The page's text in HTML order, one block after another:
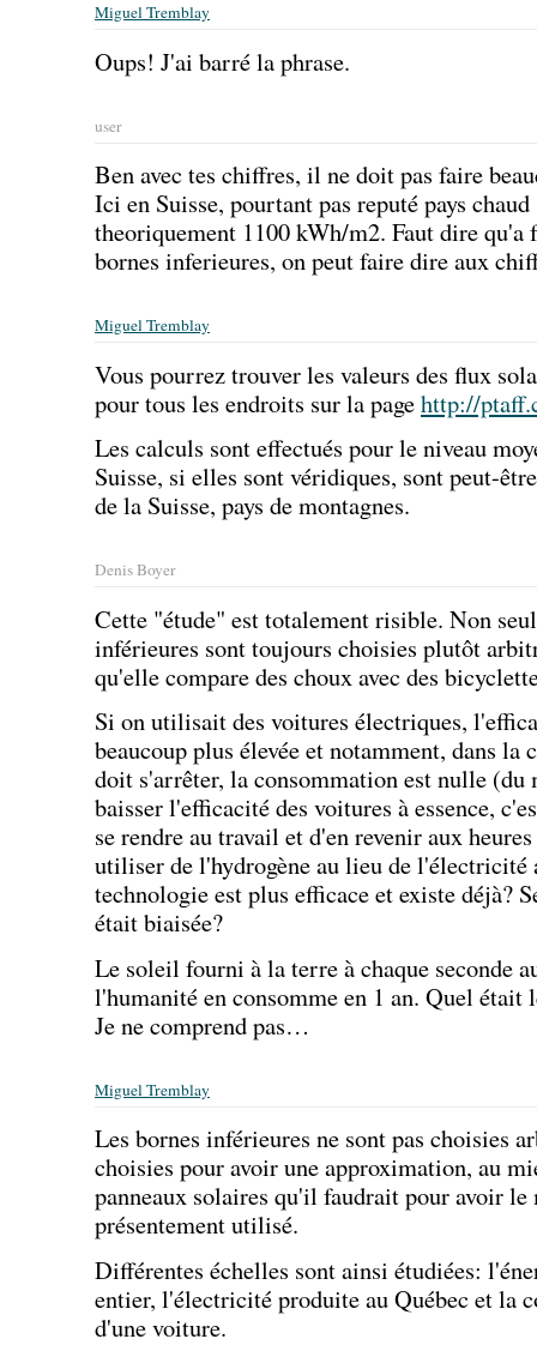
Miguel Tremblay
Oups! J'ai barré la phrase.
user
Ben avec tes chiffres, il ne doit pas faire
Ici en Suisse, pourtant pas reputé pays
theoriquement 1100 kWh/m2. Faut dire qu'a
bornes inferieures, on peut faire dire aux
Miguel Tremblay
Vous pourrez trouver les valeurs des flux
pour tous les endroits sur la pagehttp://
Les calculs sont effectués pour le niveau
Suisse, si elles sont véridiques, sont peut-
de la Suisse, pays de montagnes.
Denis Boyer
Cette "étude" est totalement risible. Non
inférieures sont toujours choisies plutôt
qu'elle compare des choux avec des
Si on utilisait des voitures électriques,
beaucoup plus élevée et notamment, dans
doit s'arrêter, la consommation est nulle (du
baisser l'efficacité des voitures à essence,
se rendre au travail et d'en revenir aux
utiliser de l'hydrogène au lieu de l'électricité
technologie est plus efficace et existe déjà?
était biaisée?
Le soleil fourni à la terre à chaque seconde
l'humanité en consomme en 1 an. Quel était
Je ne comprend pas…
Miguel Tremblay
Les bornes inférieures ne sont pas choisies
choisies pour avoir une approximation, au
panneaux solaires qu'il faudrait pour avoir le
présentement utilisé.
Différentes échelles sont ainsi étudiées:
entier, l'électricité produite au Québec et la
d'une voiture.